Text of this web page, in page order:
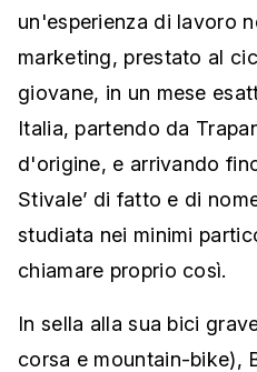
un'esperienza di lavoro
marketing, prestato al
giovane, in un mese
Italia, partendo da
d'origine, e arrivando
Stivale’ di fatto e di
studiata nei minimi
chiamare proprio così.
In sella alla sua bici
corsa e mountain-bike),